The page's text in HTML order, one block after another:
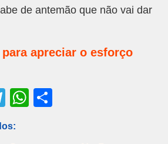
de antemão que não vai dar
para apreciar o esforço
T
e
W